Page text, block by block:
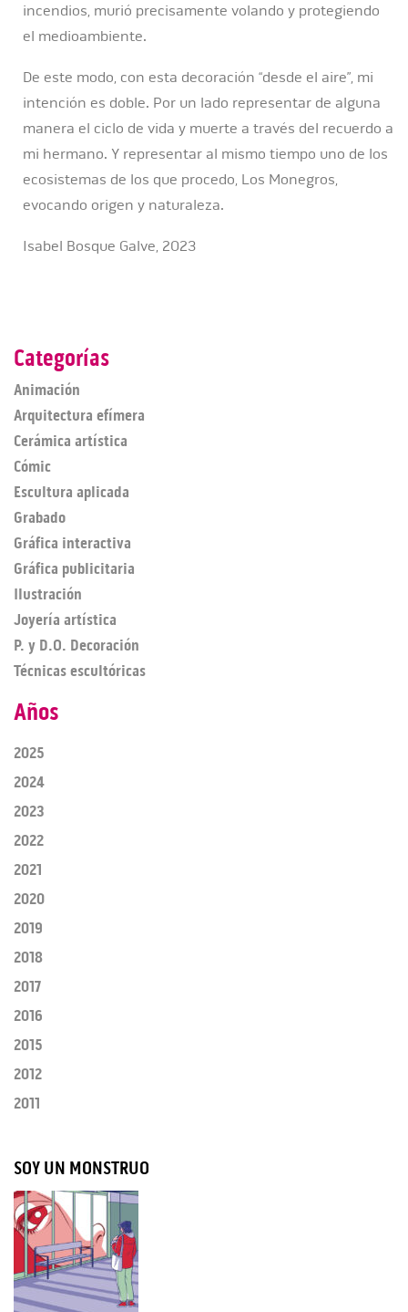
incendios, murió precisamente volando y protegiendo
el medioambiente.
De este modo, con esta decoración “desde el aire”, mi
intención es doble. Por un lado representar de alguna
manera el ciclo de vida y muerte a través del recuerdo a
mi hermano. Y representar al mismo tiempo uno de los
ecosistemas de los que procedo, Los Monegros,
evocando origen y naturaleza.
Isabel Bosque Galve, 2023
Categorías
Animación
Arquitectura efímera
Cerámica artística
Cómic
Escultura aplicada
Grabado
Gráfica interactiva
Gráfica publicitaria
Ilustración
Joyería artística
P. y D.O. Decoración
Técnicas escultóricas
Años
2025
2024
2023
2022
2021
2020
2019
2018
2017
2016
2015
2012
2011
SOY UN MONSTRUO